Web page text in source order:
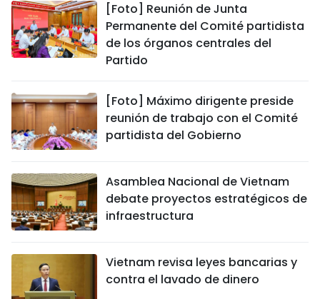
[Foto] Reunión de Junta
Permanente del Comité partidista
de los órganos centrales del
Partido
[Foto] Máximo dirigente preside
reunión de trabajo con el Comité
partidista del Gobierno
Asamblea Nacional de Vietnam
debate proyectos estratégicos de
infraestructura
Vietnam revisa leyes bancarias y
contra el lavado de dinero